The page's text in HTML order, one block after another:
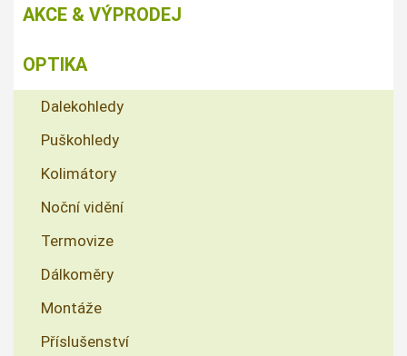
AKCE & VÝPRODEJ
OPTIKA
Dalekohledy
Puškohledy
Kolimátory
Noční vidění
Termovize
Dálkoměry
Montáže
Příslušenství